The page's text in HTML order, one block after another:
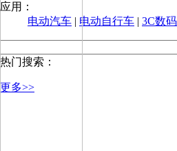
应用：
电动汽车 | 电动自行车 | 3C数码
热门搜索：
更多>>